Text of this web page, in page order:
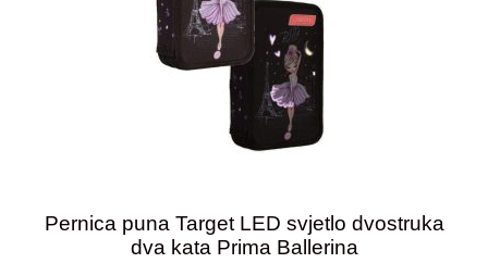
Pernica puna Target LED svjetlo dvostruka
dva kata Prima Ballerina